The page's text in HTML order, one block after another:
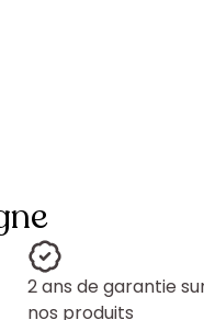
2 ans de garantie
nos produits